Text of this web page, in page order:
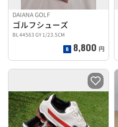
DAIANA GOLF
ゴルフシューズ
BL 44563 GY 1/23.5CM
8,800 円